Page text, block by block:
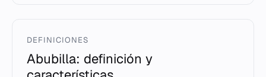
DEFINICIONES
Abubilla: definición y